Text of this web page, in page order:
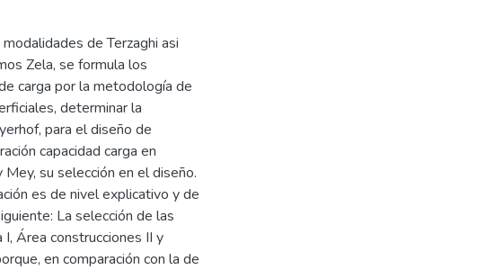
de Terzaghi asi
Zela, se formula los
carga por la metodología de
determinar la
para el diseño de
capacidad carga en
su selección en el diseño.
es de nivel explicativo y de
La selección de las
Área construcciones II y
en comparación con la de